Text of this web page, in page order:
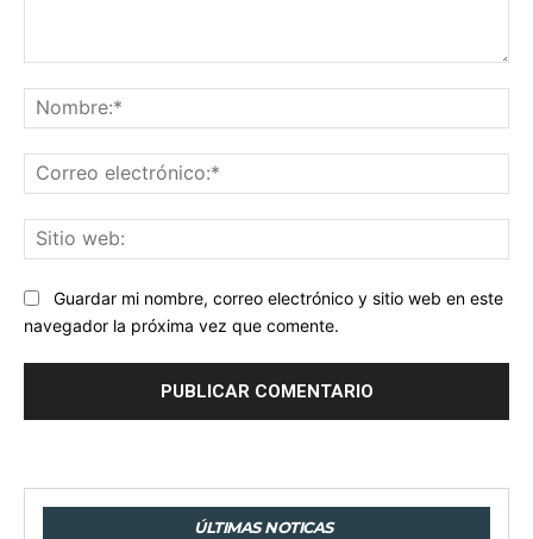
Guardar mi nombre, correo electrónico y sitio web en este
navegador la próxima vez que comente.
ÚLTIMAS NOTICAS